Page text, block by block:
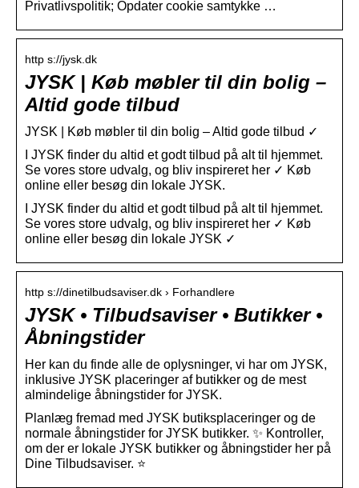
Privatlivspolitik; Opdater cookie samtykke …
http s://jysk.dk
JYSK | Køb møbler til din bolig –
Altid gode tilbud
JYSK | Køb møbler til din bolig – Altid gode tilbud ✓
I JYSK finder du altid et godt tilbud på alt til hjemmet.
Se vores store udvalg, og bliv inspireret her ✓ Køb
online eller besøg din lokale JYSK.
I JYSK finder du altid et godt tilbud på alt til hjemmet.
Se vores store udvalg, og bliv inspireret her ✓ Køb
online eller besøg din lokale JYSK ✓
http s://dinetilbudsaviser.dk › Forhandlere
JYSK • Tilbudsaviser • Butikker •
Åbningstider
Her kan du finde alle de oplysninger, vi har om JYSK,
inklusive JYSK placeringer af butikker og de mest
almindelige åbningstider for JYSK.
Planlæg fremad med JYSK butiksplaceringer og de
normale åbningstider for JYSK butikker. ✨ Kontroller,
om der er lokale JYSK butikker og åbningstider her på
Dine Tilbudsaviser. ⭐